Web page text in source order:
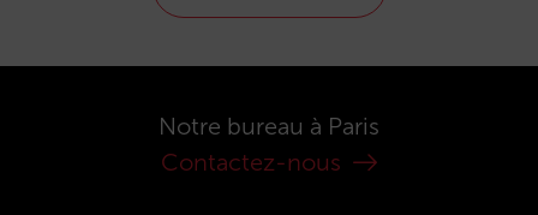
Notre bureau à Paris
Contactez-nous